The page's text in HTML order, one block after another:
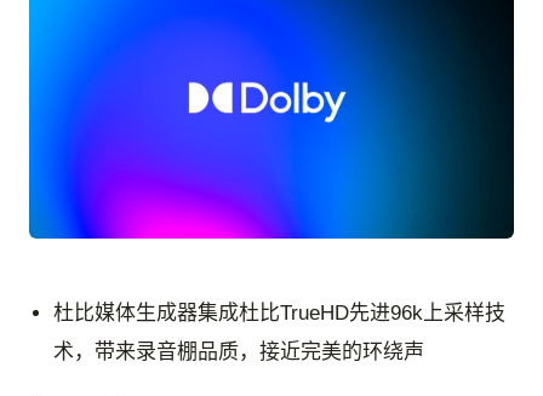
杜比媒体生成器集成杜比TrueHD先进96k上采样技
术，带来录音棚品质，接近完美的环绕声